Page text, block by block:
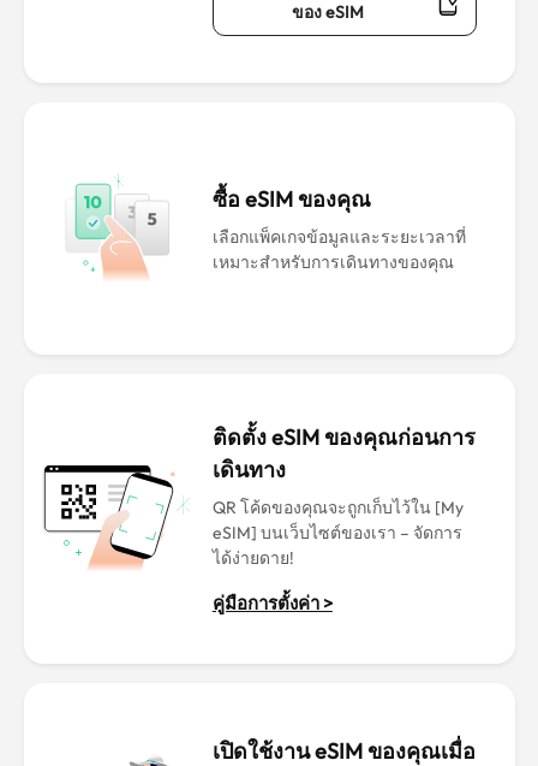
ของ eSIM
ซื้อ eSIM ของคุณ
เลือกแพ็คเกจข้อมูลและระยะเวลาที่
เหมาะสำหรับการเดินทางของคุณ
ติดตั้ง eSIM ของคุณก่อนการ
เดินทาง
QR โค้ดของคุณจะถูกเก็บไว้ใน [My
eSIM] บนเว็บไซต์ของเรา – จัดการ
ได้ง่ายดาย!
คู่มือการตั้งค่า >
เปิดใช้งาน eSIM ของคุณเมื่อ